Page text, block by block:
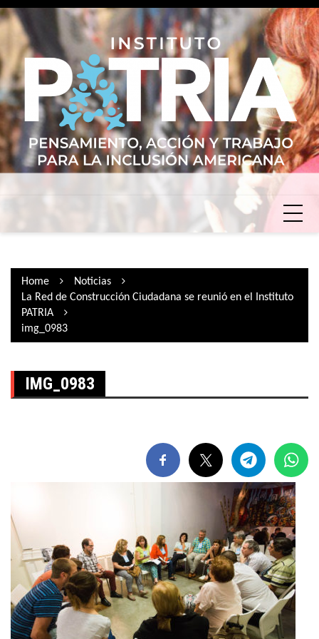
Skip
to
content
Home
Noticias
La Red de Construcción Ciudadana se reunió en el Instituto
PATRIA
img_0983
IMG_0983